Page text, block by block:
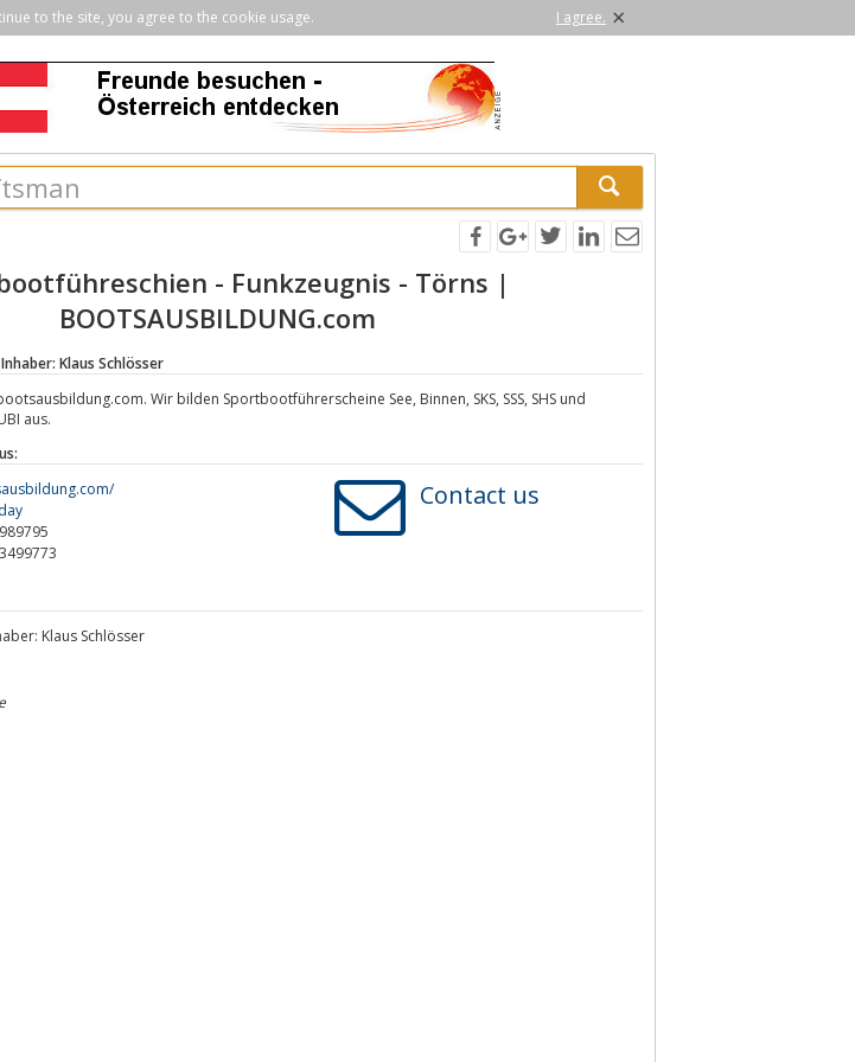
to the site, you agree to the cookie usage. I agree. ×
- Funkzeugnis - Törns |
BOOTSAUSBILDUNG.com
Klaus Schlösser
Wir bilden Sportbootführerscheine See, Binnen, SKS, SSS, SHS und
aus.
Contact us
Klaus Schlösser